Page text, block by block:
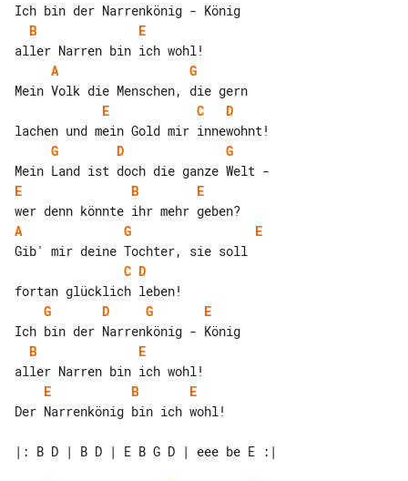
B
E
A
G
E
C
D
G
D
G
E
B
E
A
G
E
C D
G
D G
E
B
E
E
B
E
Der Narrenkönig bin ich wohl!
|: B D | B D | E B G D | eee be E :|